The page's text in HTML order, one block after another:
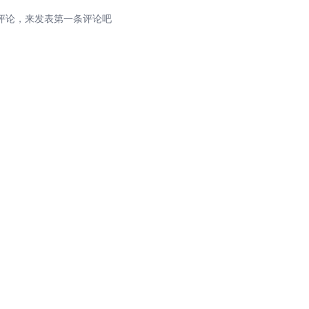
论，来发表第一条评论吧